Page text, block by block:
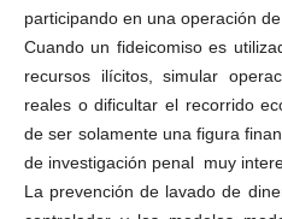
participando en una operación
Cuando un fideicomiso es
recursos ilícitos, simular
reales o dificultar el recorrido
de ser solamente una figura
de investigación penal muy
La prevención de lavado de